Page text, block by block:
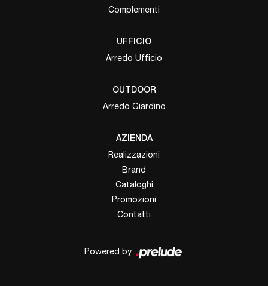
Complementi
UFFICIO
Arredo Ufficio
OUTDOOR
Arredo Giardino
AZIENDA
Realizzazioni
Brand
Cataloghi
Promozioni
Contatti
Powered by